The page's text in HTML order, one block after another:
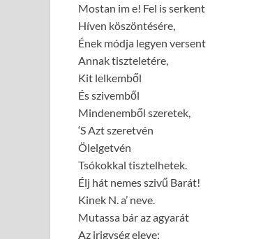
Mostan im e! Fel is serkent
Híven köszöntésére,
Ének módja legyen versent
Annak tiszteletére,
Kit lelkemből
És szivemből
Mindenemből szeretek,
‘S Azt szeretvén
Ölelgetvén
Tsókokkal tisztelhetek.
Élj hát nemes szivű Barát!
Kinek N. a’ neve.
Mutassa bár az agyarát
Az irigység eleve;